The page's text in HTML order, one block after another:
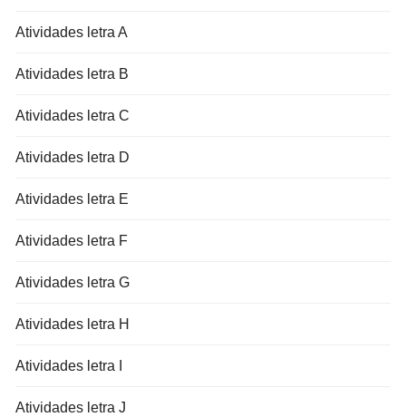
Atividades letra A
Atividades letra B
Atividades letra C
Atividades letra D
Atividades letra E
Atividades letra F
Atividades letra G
Atividades letra H
Atividades letra I
Atividades letra J